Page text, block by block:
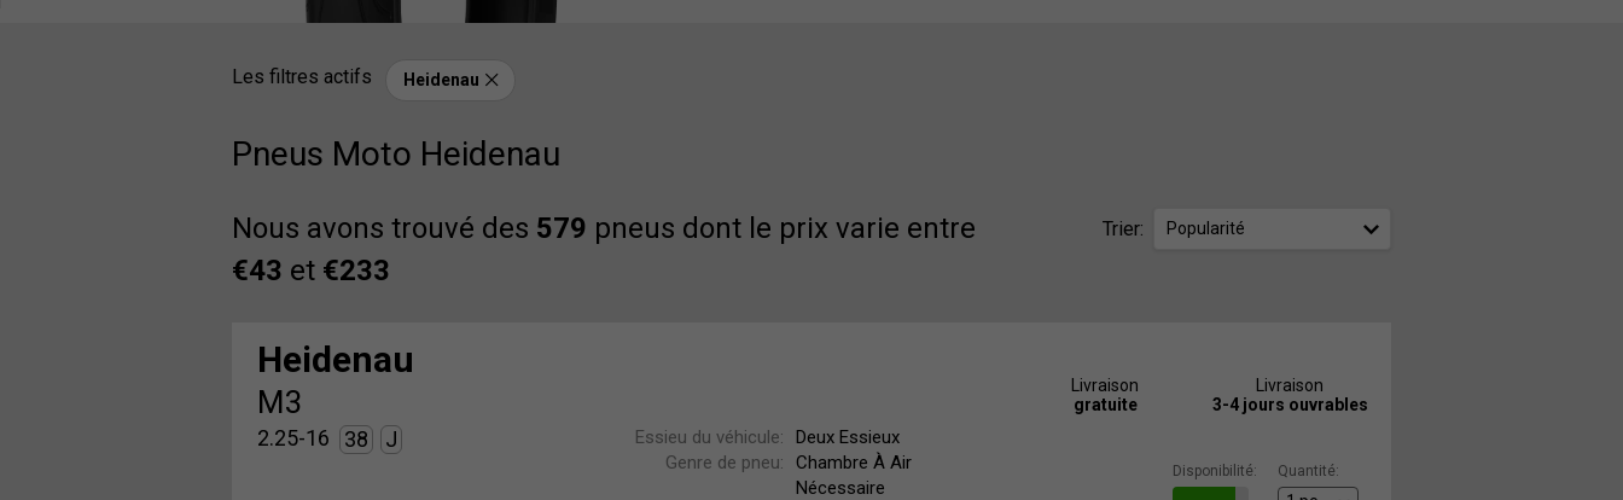
Les filtres actifs Heidenau
Pneus Moto Heidenau
Nous avons trouvé des 579 pneus dont le prix varie entre
€43 et €233
Trier: Popularité
Heidenau
M3
2.25-16 38 J Essieu du véhicule:
Deux Essieux
Genre de pneu:
Chambre À Air
Nécessaire
Livraison
gratuite
Livraison
3-4 jours ouvrables
Disponibilité: Quantité: